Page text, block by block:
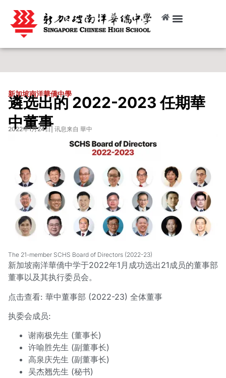
新加坡南洋華僑中學
遴选出的 2022-2023 任期華
中董事
2022年1月24日| 讯息来自 華中
The 21-member SCHS Board of Directors (2022-23)
新加坡南洋華僑中学于2022年1月成功选出21成员的董事部
董事以及其执行委员会。
点击查看: 華中董事部 (2022-23) 全体董事
执委会成员:
谢南极先生 (董事长)
许喻胜先生 (副董事长)
高泉庆先生 (副董事长)
吴杰翘先生 (秘书)